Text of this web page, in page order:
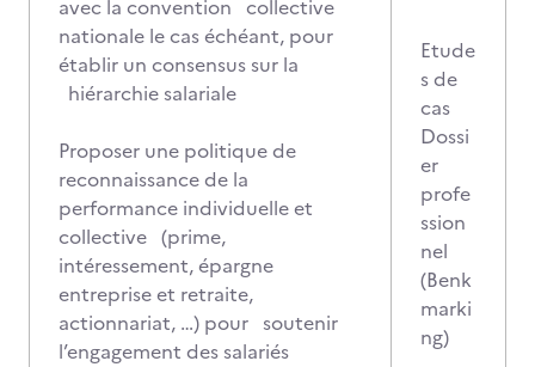
avec la convention collective
nationale le cas échéant, pour
établir un consensus sur la
hiérarchie salariale
Proposer une politique de
reconnaissance de la
performance individuelle et
collective (prime,
intéressement, épargne
entreprise et retraite,
actionnariat, …) pour soutenir
l’engagement des salariés
Etude
s de
cas
Dossi
er
profe
ssion
nel
(Benk
marki
ng)